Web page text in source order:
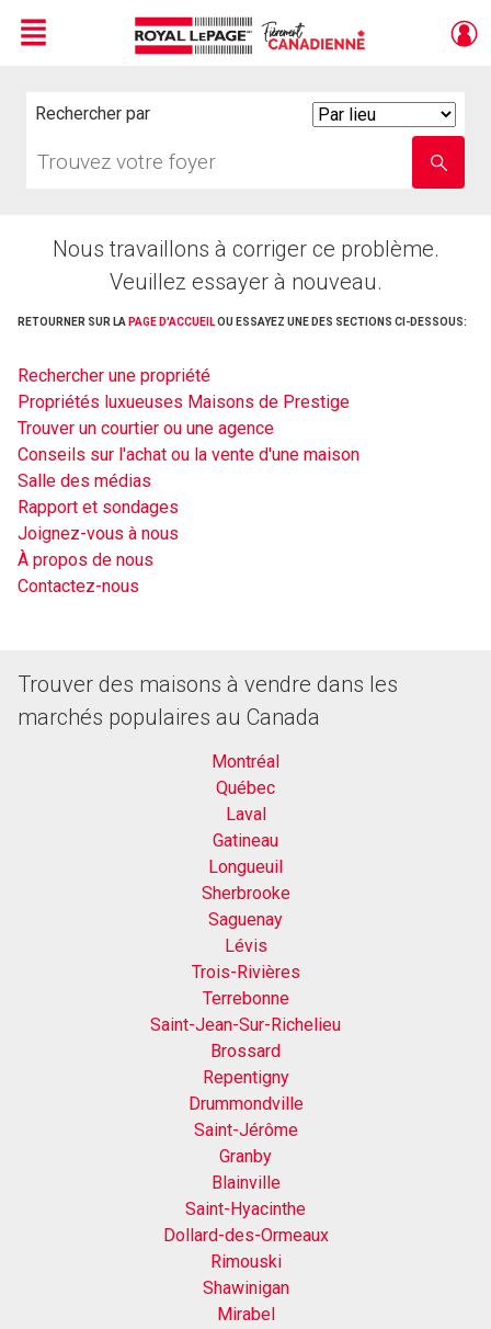
Menu
Rechercher par
votre
nom
Nous travaillons à corriger ce problème.
Veuillez essayer à nouveau.
RETOURNER SUR LA PAGE D'ACCUEILOU ESSAYEZ UNE DES SECTIONS CI-DESSOUS:
Rechercher une propriété
Propriétés luxueuses Maisons de Prestige
Trouver un courtier ou une agence
Conseils sur l'achat ou la vente d'une maison
Salle des médias
Rapport et sondages
Joignez-vous à nous
À propos de nous
Contactez-nous
Trouver des maisons à vendre dans les
marchés populaires au Canada
Montréal
Québec
Laval
Gatineau
Longueuil
Sherbrooke
Saguenay
Lévis
Trois-Rivières
Terrebonne
Saint-Jean-Sur-Richelieu
Brossard
Repentigny
Drummondville
Saint-Jérôme
Granby
Blainville
Saint-Hyacinthe
Dollard-des-Ormeaux
Rimouski
Shawinigan
Mirabel